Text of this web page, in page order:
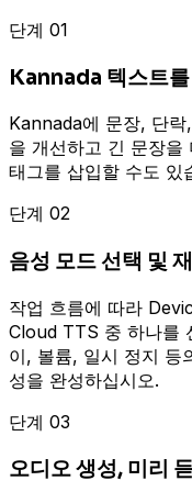
단계 01
Kannada 텍스트
Kannada에 문장, 단
을 개선하고 긴 문장을
태그를 삽입할 수도 있
단계 02
음성 모드 선택 및
작업 흐름에 따라
Cloud TTS 중 하나를
이, 볼륨, 일시 정지 등
성을 완성하십시오.
단계 03
오디오 생성, 미리